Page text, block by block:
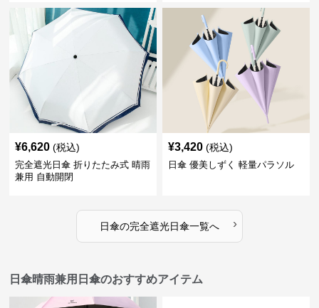
¥6,620 (税込)
完全遮光日傘 折りたたみ式 晴雨
兼用 自動開閉
¥3,420 (税込)
日傘 優美しずく 軽量パラソル
日傘の完全遮光日傘一覧へ ›
日傘晴雨兼用日傘のおすすめアイテム